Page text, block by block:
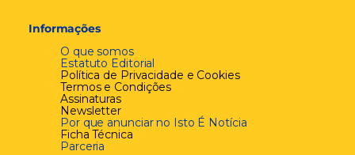
Informações
O que somos
Estatuto Editorial
Política de Privacidade e Cookies
Termos e Condições
Assinaturas
Newsletter
Por que anunciar no Isto É Notícia
Ficha Técnica
Parceria